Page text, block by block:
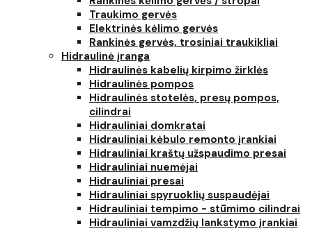
Traukimo gervės
Elektrinės kėlimo gervės
Rankinės gervės, trosiniai traukikliai
Hidraulinė įranga
Hidraulinės kabelių kirpimo žirklės
Hidraulinės pompos
Hidraulinės stotelės, presų pompos,
cilindrai
Hidrauliniai domkratai
Hidrauliniai kėbulo remonto įrankiai
Hidrauliniai kraštų užspaudimo presai
Hidrauliniai nuemėjai
Hidrauliniai presai
Hidrauliniai spyruoklių suspaudėjai
Hidrauliniai tempimo - stūmimo cilindrai
Hidrauliniai vamzdžių lankstymo įrankiai